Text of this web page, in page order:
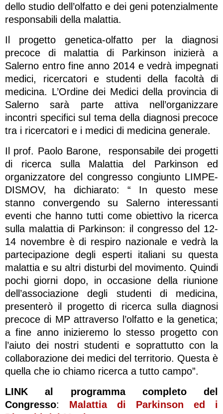
dello studio dell’olfatto e dei geni potenzialmente
responsabili della malattia.
Il progetto genetica-olfatto per la diagnosi
precoce di malattia di Parkinson inizierà a
Salerno entro fine anno 2014 e vedrà impegnati
medici, ricercatori e studenti della facoltà di
medicina. L’Ordine dei Medici della provincia di
Salerno sarà parte attiva nell’organizzare
incontri specifici sul tema della diagnosi precoce
tra i ricercatori e i medici di medicina generale.
Il prof. Paolo Barone, responsabile dei progetti
di ricerca sulla Malattia del Parkinson ed
organizzatore del congresso congiunto LIMPE-
DISMOV, ha dichiarato: “ In questo mese
stanno convergendo su Salerno interessanti
eventi che hanno tutti come obiettivo la ricerca
sulla malattia di Parkinson: il congresso del 12-
14 novembre è di respiro nazionale e vedrà la
partecipazione degli esperti italiani su questa
malattia e su altri disturbi del movimento. Quindi
pochi giorni dopo, in occasione della riunione
dell’associazione degli studenti di medicina,
presenterò il progetto di ricerca sulla diagnosi
precoce di MP attraverso l’olfatto e la genetica;
a fine anno inizieremo lo stesso progetto con
l’aiuto dei nostri studenti e soprattutto con la
collaborazione dei medici del territorio. Questa è
quella che io chiamo ricerca a tutto campo”.
LINK al programma completo del
Congresso: Malattia di Parkinson ed i